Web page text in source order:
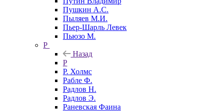
Пушкин А.С.
Пыляев М.И.
Пьер-Шарль Левек
Пьюзо М.
Р
Назад
Р
Р. Холмс
Рабле Ф.
Радлов Н.
Радлов Э.
Раневская Фаина